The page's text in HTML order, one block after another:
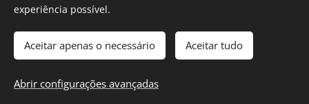
Adicionar ao carrinho
Cookies
experiência possível.
Aceitar apenas o necessário Aceitar tudo
Abrir configurações avançadas